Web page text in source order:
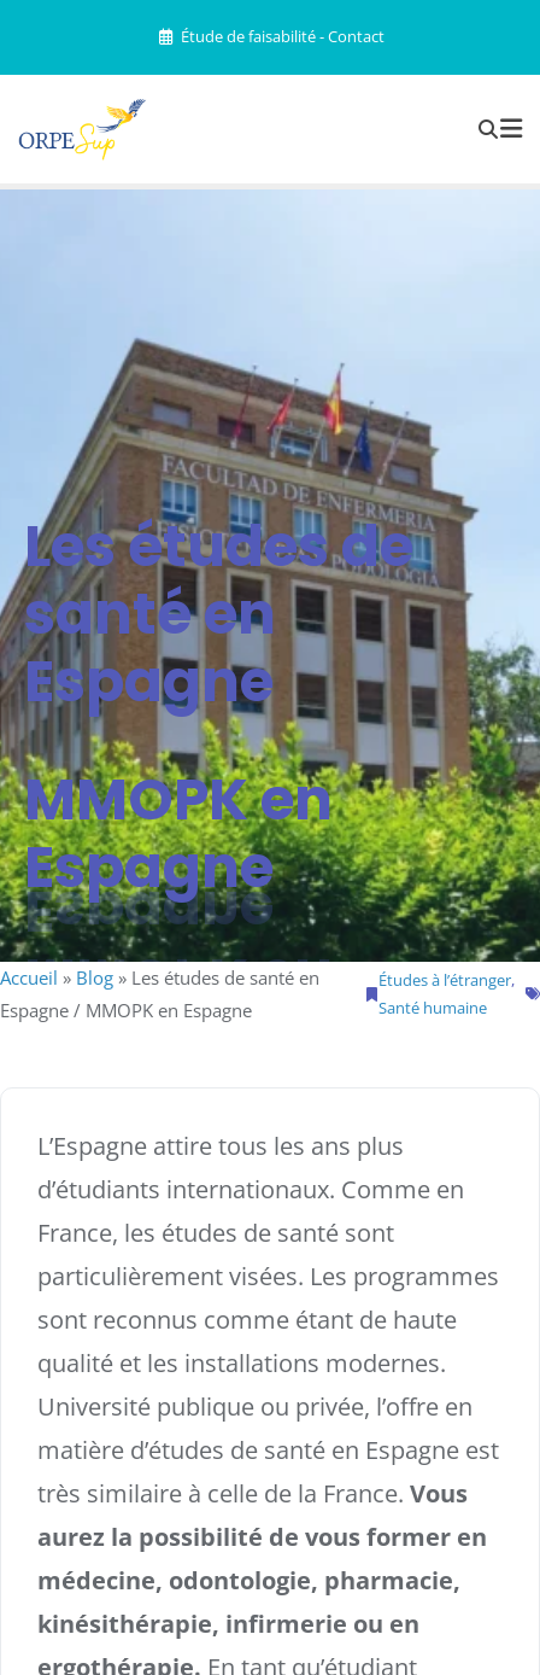
Étude de faisabilité - Contact
Les études de
santé en
Espagne
MMOPK en
Espagne
Accueil » Blog » Les études de santé en
Espagne / MMOPK en Espagne
Études à l’étranger
Santé humaine
L’Espagne attire tous les ans plus
d’étudiants internationaux. Comme en
France, les études de santé sont
particulièrement visées. Les programmes
sont reconnus comme étant de haute
qualité et les installations modernes.
Université publique ou privée, l’offre en
matière d’études de santé en Espagne est
très similaire à celle de la France. Vous
aurez la possibilité de vous former en
médecine, odontologie, pharmacie,
kinésithérapie, infirmerie ou en
ergothérapie. En tant qu’étudiant